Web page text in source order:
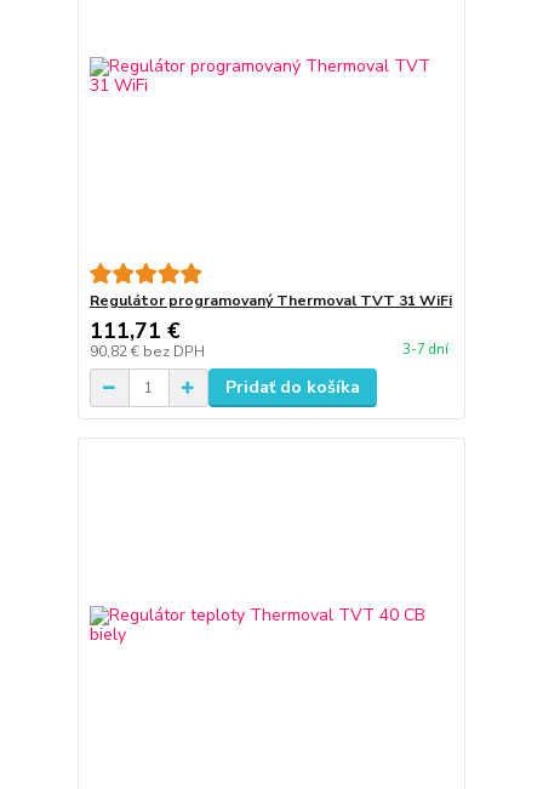
Regulátor programovaný Thermoval TVT 31 WiFi
111,71 €
90,82 € bez DPH 3-7 dní
Pridať do košíka